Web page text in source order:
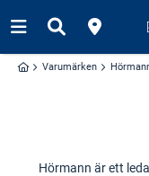
Varumärken
Hörmann är ett